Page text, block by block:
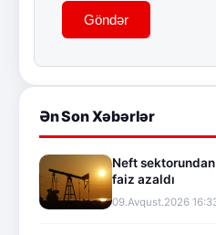
Göndər
Ən Son Xəbərlər
Neft
faiz azaldı
09.Avqust.2026